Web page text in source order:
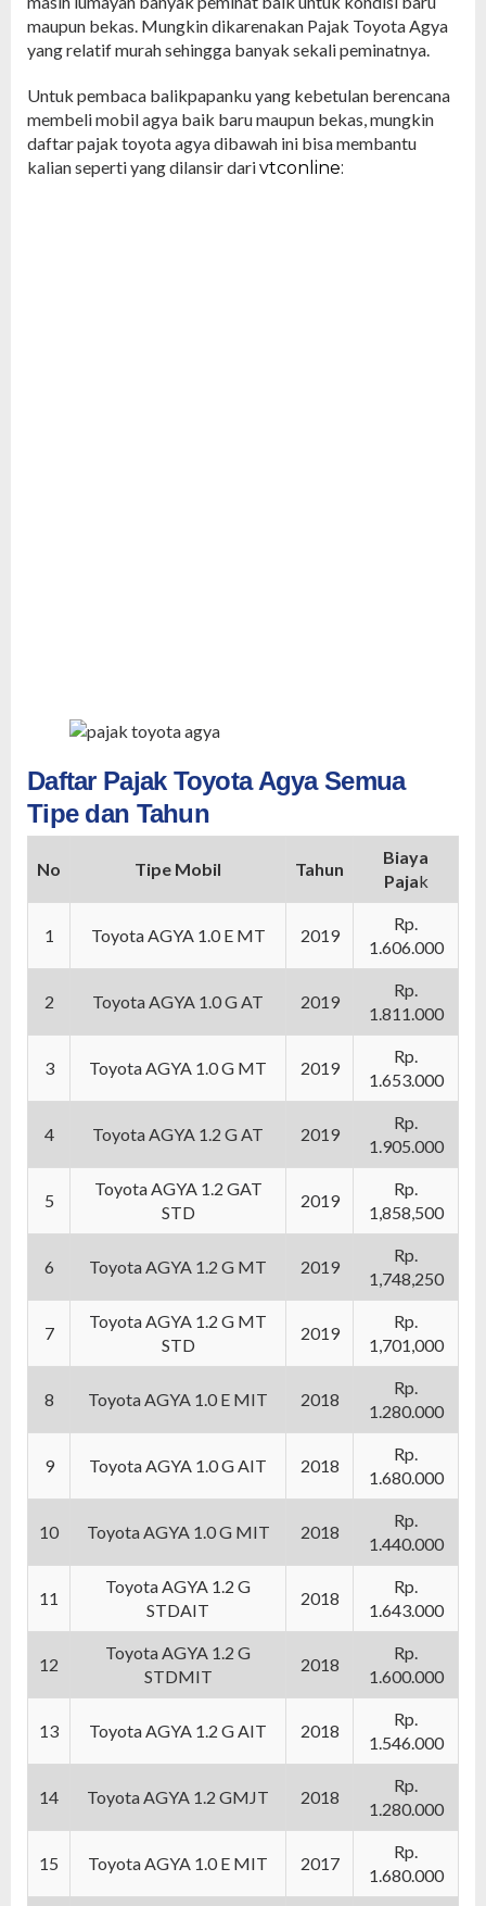
maupun bekas. Mungkin dikarenakan Pajak Toyota Agya
yang relatif murah sehingga banyak sekali peminatnya.
Untuk pembaca balikpapanku yang kebetulan berencana
membeli mobil agya baik baru maupun bekas, mungkin
daftar pajak toyota agya dibawah ini bisa membantu
kalian seperti yang dilansir darivtconline:
Daftar Pajak Toyota Agya Semua
Tipe dan Tahun
No Tipe Mobil Tahun
Biaya
Pajak
1 Toyota AGYA 1.0 E MT 2019
Rp.
1.606.000
2 Toyota AGYA 1.0 G AT 2019
Rp.
1.811.000
3 Toyota AGYA 1.0 G MT 2019
Rp.
1.653.000
4 Toyota AGYA 1.2 G AT 2019
Rp.
1.905.000
5
Toyota AGYA 1.2 GAT
STD
2019
Rp.
1,858,500
6 Toyota AGYA 1.2 G MT 2019
Rp.
1,748,250
7
Toyota AGYA 1.2 G MT
STD
2019
Rp.
1,701,000
8 Toyota AGYA 1.0 E MIT 2018
Rp.
1.280.000
9 Toyota AGYA 1.0 G AIT 2018
Rp.
1.680.000
10 Toyota AGYA 1.0 G MIT 2018
Rp.
1.440.000
11
Toyota AGYA 1.2 G
STDAIT
2018
Rp.
1.643.000
12
Toyota AGYA 1.2 G
STDMIT
2018
Rp.
1.600.000
13 Toyota AGYA 1.2 G AIT 2018
Rp.
1.546.000
14 Toyota AGYA 1.2 GMJT 2018
Rp.
1.280.000
15 Toyota AGYA 1.0 E MIT 2017
Rp.
1.680.000